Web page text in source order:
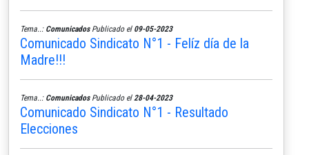
Tema..: ComunicadosPublicado el 09-05-2023
Comunicado Sindicato N°1 - Felíz día de la
Madre!!!
Tema..: ComunicadosPublicado el 28-04-2023
Comunicado Sindicato N°1 - Resultado
Elecciones